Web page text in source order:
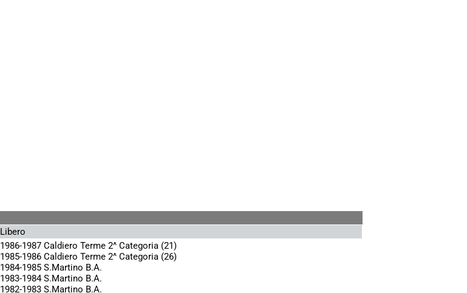
Libero
1986-1987 Caldiero Terme 2^ Categoria (21)
1985-1986 Caldiero Terme 2^ Categoria (26)
1984-1985 S.Martino B.A.
1983-1984 S.Martino B.A.
1982-1983 S.Martino B.A.